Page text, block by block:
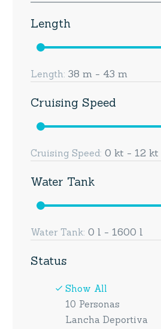
Length
Length: 38 m - 43 m
Cruising Speed
Cruising Speed: 0 kt - 12 kt
Water Tank
Water Tank: 0 l - 1600 l
Status
Show All
10 Personas
Lancha Deportiva